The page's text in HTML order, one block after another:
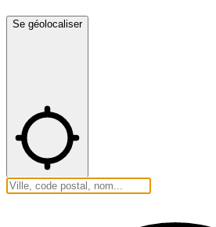
Se géolocaliser